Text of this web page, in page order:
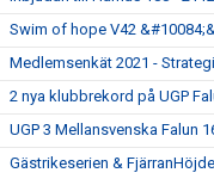
Swim of hope V42
Medlemsenkät 2021 -
2 nya klubbrekord på UGP
UGP 3 Mellansvenska Falun
Gästrikeserien &